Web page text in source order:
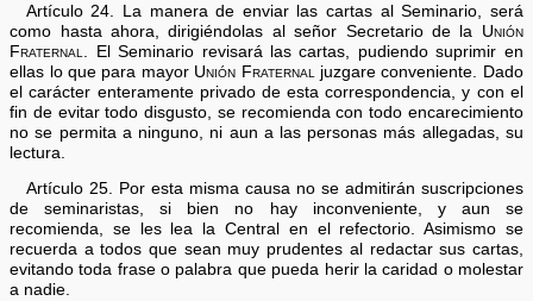
Artículo 24. La manera de enviar las cartas al Seminario, será
como hasta ahora, dirigiéndolas al señor Secretario de la Unión
Fraternal
. El Seminario revisará las cartas, pudiendo suprimir en
ellas lo que para mayor Unión Fraternal juzgare conveniente. Dado
el carácter enteramente privado de esta correspondencia, y con el
fin de evitar todo disgusto, se recomienda con todo encarecimiento
no se permita a ninguno, ni aun a las personas más allegadas, su
lectura.
Artículo 25. Por esta misma causa no se admitirán suscripciones
de seminaristas, si bien no hay inconveniente, y aun se
recomienda, se les lea la Central en el refectorio. Asimismo se
recuerda a todos que sean muy prudentes al redactar sus cartas,
evitando toda frase o palabra que pueda herir la caridad o molestar
a nadie.